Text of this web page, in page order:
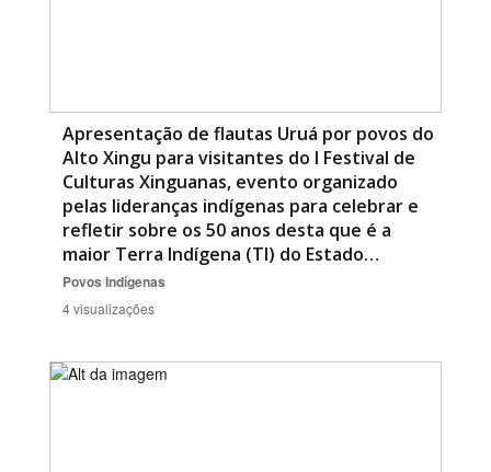
BUSCAR
Apresentação de flautas Uruá por povos do
Alto Xingu para visitantes do I Festival de
Culturas Xinguanas, evento organizado
pelas lideranças indígenas para celebrar e
refletir sobre os 50 anos desta que é a
maior Terra Indígena (TI) do Estado…
Povos Indígenas
4 visualizações